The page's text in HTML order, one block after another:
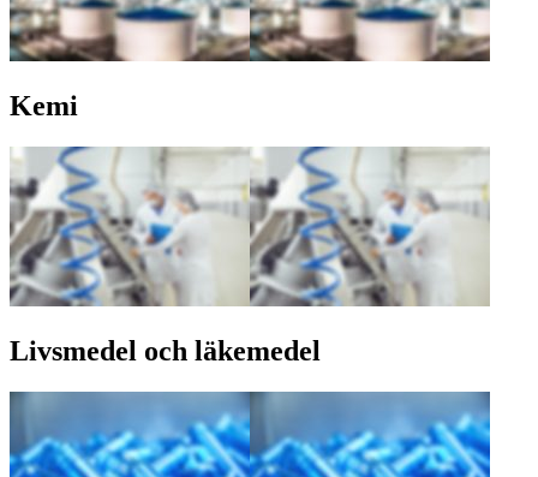
Kemi
Livsmedel och läkemedel